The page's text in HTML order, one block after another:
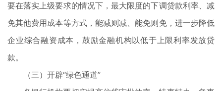
要在落实上级要求的情况下，最大限度的下调贷款利率、减
免其他费用成本等方式，能减则减、能免则免，进一步降低
企业综合融资成本，鼓励金融机构以低于上限利率发放贷
款。
（三）开辟“绿色通道”